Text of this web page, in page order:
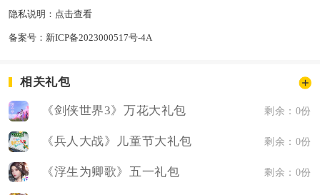
隐私说明： 点击查看
备案号： 新ICP备2023000517号-4A
相关礼包
《剑侠世界3》万花大礼包 剩余：0份
《兵人大战》儿童节大礼包 剩余：0份
《浮生为卿歌》五一礼包 剩余：0份